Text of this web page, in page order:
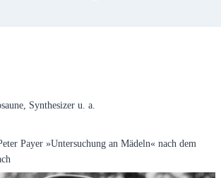
Synthesizer u. a.
Payer »Untersuchung an Mädeln« nach dem